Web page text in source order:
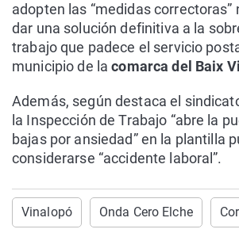
adopten las “medidas correctoras”
dar una solución definitiva a la
trabajo que padece el servicio
municipio de lacomarca del Baix
Además, según destaca el
la Inspección de Trabajo “abre la
bajas por ansiedad” en la plantilla
considerarse “accidente laboral”.
Vinalopó Onda Cero Elche